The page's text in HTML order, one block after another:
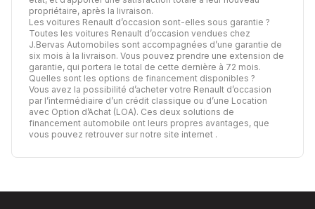
propriétaire, après la livraison.
Les voitures Renault d’occasion sont-elles sous garantie ?
Toutes les voitures Renault d’occasion vendues chez
J.Bervas Automobiles sont accompagnées d’une garantie de
six mois à la livraison. Vous pouvez prendre une extension de
garantie, qui portera le total de cette dernière à 72 mois.
Quelles sont les options de financement disponibles ?
Vous avez la possibilité d’acheter votre Renault d’occasion
par l’intermédiaire d’un crédit classique ou d’une Location
avec Option d’Achat (LOA). Ces deux solutions de
financement automobile ont leurs propres avantages, que
vous pouvez retrouver sur notre site internet .